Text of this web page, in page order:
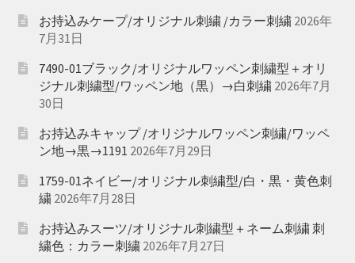
お持込みケープ/オリジナル刺繍 /カラー刺繍 2026年
7月31日
7490-01ブラック/オリジナルワッペン刺繍型＋オリ
ジナル刺繍型/ワッペン地（黒）→白刺繍 2026年7月
30日
お持込みキャップ /オリジナルワッペン刺繍/ワッペ
ン地→黒→1191 2026年7月29日
1759-01ネイビー/オリジナル刺繍型/白・黒・黄色刺
繍 2026年7月28日
お持込みスーツ/オリジナル刺繍型＋ネーム刺繍 刺
繍色：カラー刺繍 2026年7月27日